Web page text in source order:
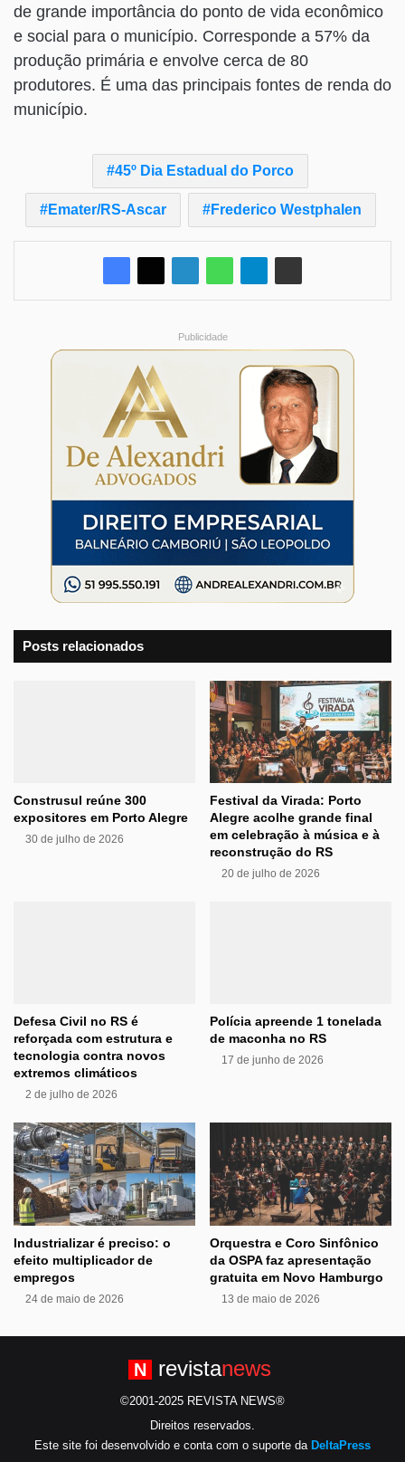
de grande importância do ponto de vida econômico
e social para o município. Corresponde a 57% da
produção primária e envolve cerca de 80
produtores. É uma das principais fontes de renda do
município.
45º Dia Estadual do Porco
Emater/RS-Ascar Frederico Westphalen
Publicidade
Posts relacionados
Construsul reúne 300
expositores em Porto Alegre
30 de julho de 2026
Festival da Virada: Porto
Alegre acolhe grande final
em celebração à música e à
reconstrução do RS
20 de julho de 2026
Defesa Civil no RS é
reforçada com estrutura e
tecnologia contra novos
extremos climáticos
2 de julho de 2026
Polícia apreende 1 tonelada
de maconha no RS
17 de junho de 2026
Industrializar é preciso: o
efeito multiplicador de
empregos
24 de maio de 2026
Orquestra e Coro Sinfônico
da OSPA faz apresentação
gratuita em Novo Hamburgo
13 de maio de 2026
N revistanews
©2001-2025 REVISTA NEWS®
Direitos reservados.
Este site foi desenvolvido e conta com o suporte da DeltaPress